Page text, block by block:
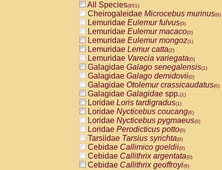
All Species(851)
Cheirogaleidae Microcebus murinus(0)
Lemuridae Eulemur fulvus(0)
Lemuridae Eulemur macaco(0)
Lemuridae Eulemur mongoz(1)
Lemuridae Lemur catta(2)
Lemuridae Varecia variegata(0)
Galagidae Galago senegalensis(1)
Galagidae Galago demidovii(0)
Galagidae Otolemur crassicaudatus(0)
Galagidae Galagidae spp.(1)
Loridae Loris tardigradus(1)
Loridae Nycticebus coucang(6)
Loridae Nycticebus pygmaeus(0)
Loridae Perodicticus potto(0)
Tarsiidae Tarsius syrichta(0)
Cebidae Callimico goeldii(0)
Cebidae Callithrix argentata(0)
Cebidae Callithrix geoffroyi(6)